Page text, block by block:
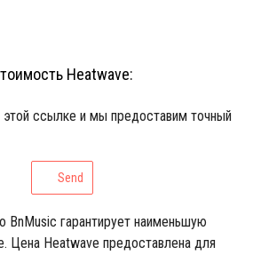
Heatwave:
этой ссылке и мы предоставим точный
Send
BnMusic гарантирует наименьшую
Цена Heatwave предоставлена для